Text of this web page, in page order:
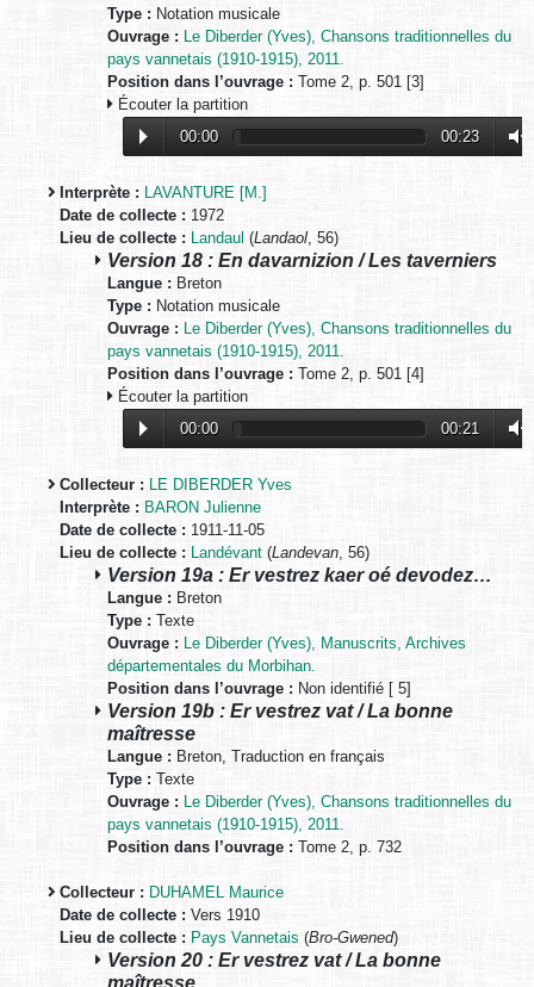
Type : Notation musicale
Ouvrage :
Le Diberder (Yves), Chansons traditionnelles du
pays vannetais (1910-1915), 2011.
Position dans l’ouvrage : Tome 2, p. 501 [3]
Écouter la partition
00:00
00:23
Interprète :
LAVANTURE [M.]
Date de collecte : 1972
Lieu de collecte :
Landaul (Landaol, 56)
Version 18 : En davarnizion / Les taverniers
Langue : Breton
Type : Notation musicale
Ouvrage :
Le Diberder (Yves), Chansons traditionnelles du
pays vannetais (1910-1915), 2011.
Position dans l’ouvrage : Tome 2, p. 501 [4]
Écouter la partition
00:00
00:21
Collecteur : LE DIBERDER Yves
Interprète : BARON Julienne
Date de collecte : 1911-11-05
Lieu de collecte : Landévant (Landevan , 56)
Version 19a : Er vestrez kaer oé devodez…
Langue : Breton
Type : Texte
Ouvrage : Le Diberder (Yves), Manuscrits, Archives
départementales du Morbihan.
Position dans l’ouvrage : Non identifié [ 5]
Version 19b : Er vestrez vat / La bonne
maîtresse
Langue : Breton, Traduction en français
Type : Texte
Ouvrage : Le Diberder (Yves), Chansons traditionnelles du
pays vannetais (1910-1915), 2011.
Position dans l’ouvrage : Tome 2, p. 732
Collecteur : DUHAMEL Maurice
Date de collecte : Vers 1910
Lieu de collecte : Pays Vannetais (Bro-Gwened)
Version 20 : Er vestrez vat / La bonne
maîtresse